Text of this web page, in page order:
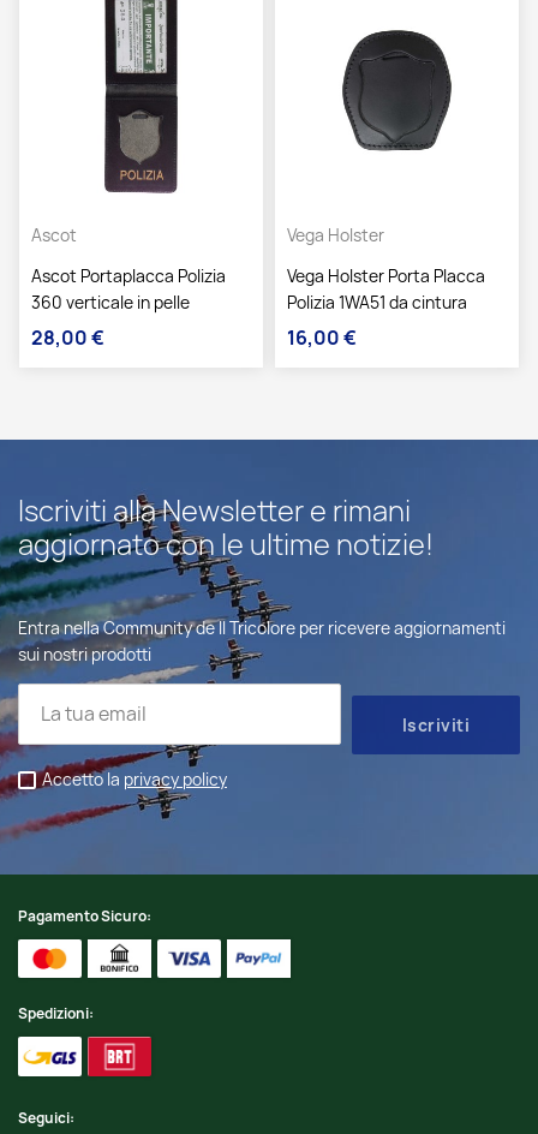
Ascot
Ascot Portaplacca Polizia
360 verticale in pelle
Prezzo
28,00 €
Vega Holster
Vega Holster Porta Placca
Polizia 1WA51 da cintura
Prezzo
16,00 €
Iscriviti alla Newsletter e rimani
aggiornato con le ultime notizie!
Entra nella Community de Il Tricolore per ricevere aggiornamenti
sui nostri prodotti
Accetto la privacy policy
Pagamento Sicuro:
Spedizioni:
Seguici: